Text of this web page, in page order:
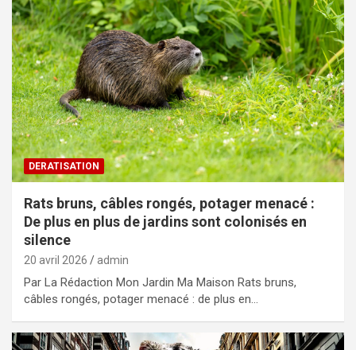
DERATISATION
Rats bruns, câbles rongés, potager menacé :
De plus en plus de jardins sont colonisés en
silence
20 avril 2026 admin
Par La Rédaction Mon Jardin Ma Maison Rats bruns,
câbles rongés, potager menacé : de plus en…